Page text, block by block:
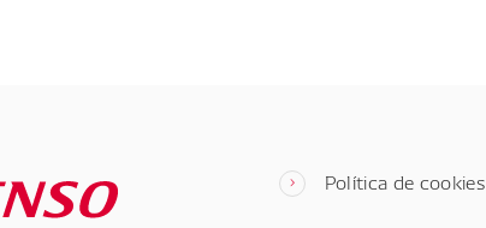
Política de cookies